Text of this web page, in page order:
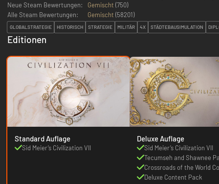
Neue Steam Bewertungen:
Gemischt (750)
Alle Steam Bewertungen:
Gemischt (58201)
GLOBALSTRATEGIE HISTORISCH STRATEGIE MILITÄR 4X STÄDTEBAUSIMULATION
Editionen
Standard Auflage
Sid Meier’s Civilization VII
Deluxe Auflage
Sid Meier’s Civilization VII
Tecumseh and Shawnee
Crossroads of the World
Deluxe Content Pack